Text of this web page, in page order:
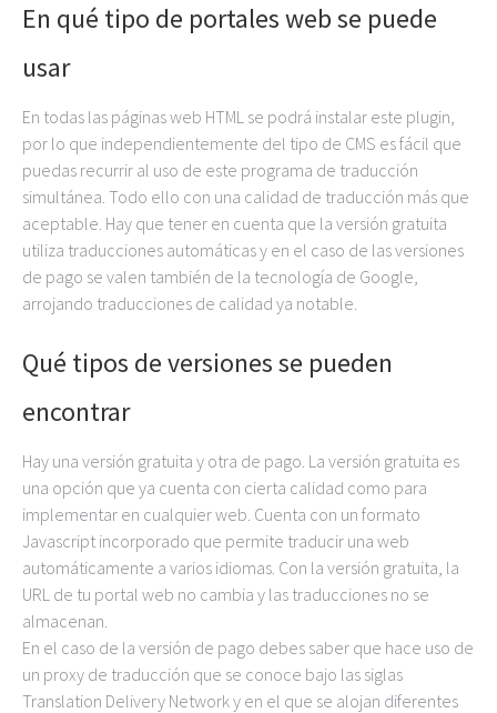
En qué tipo de portales web se puede
usar
En todas las páginas web HTML se podrá instalar este plugin,
por lo que independientemente del tipo de CMS es fácil que
puedas recurrir al uso de este programa de traducción
simultánea. Todo ello con una calidad de traducción más que
aceptable. Hay que tener en cuenta que la versión gratuita
utiliza traducciones automáticas y en el caso de las versiones
de pago se valen también de la tecnología de Google,
arrojando traducciones de calidad ya notable.
Qué tipos de versiones se pueden
encontrar
Hay una versión gratuita y otra de pago. La versión gratuita es
una opción que ya cuenta con cierta calidad como para
implementar en cualquier web. Cuenta con un formato
Javascript incorporado que permite traducir una web
automáticamente a varios idiomas. Con la versión gratuita, la
URL de tu portal web no cambia y las traducciones no se
almacenan.
En el caso de la versión de pago debes saber que hace uso de
un proxy de traducción que se conoce bajo las siglas
Translation Delivery Network y en el que se alojan diferentes